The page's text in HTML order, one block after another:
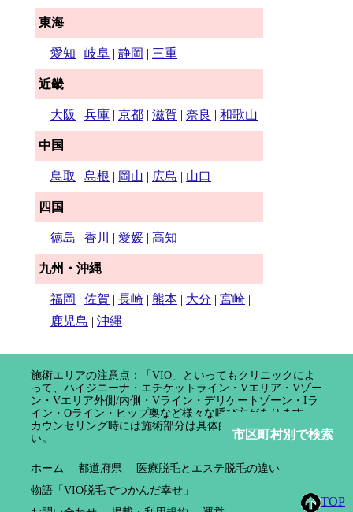
市区町村別で検索
東海
愛知 | 岐阜 | 静岡 | 三重
近畿
大阪 | 兵庫 | 京都 | 滋賀 | 奈良 | 和歌山
中国
鳥取 | 島根 | 岡山 | 広島 | 山口
四国
徳島 | 香川 | 愛媛 | 高知
九州・沖縄
福岡 | 佐賀 | 長崎 | 熊本 | 大分 | 宮崎 |
鹿児島 | 沖縄
TOP
施術エリアの注意点：「VIO」といってもクリニックによ
って、ハイジニーナ・エチケットライン・Vエリア・Vゾー
ン・Vエリア外側/内側・Vライン・デリケートゾーン・Iラ
イン・Oライン・ヒップ奥など様々な呼び方があります。
カウンセリング時には施術部分は具体的に確認してくださ
い。
ホーム 都道府県
医療脱毛とエステ脱毛の違い
物語「VIO脱毛でつかんだ幸せ」